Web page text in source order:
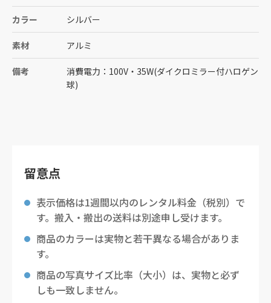
カラー シルバー
素材 アルミ
備考
消費電力：100V・35W(ダイクロミラー付ハロゲン
球)
留意点
表示価格は1週間以内のレンタル料金（税別）で
す。搬入・搬出の送料は別途申し受けます。
商品のカラーは実物と若干異なる場合がありま
す。
商品の写真サイズ比率（大小）は、実物と必ず
しも一致しません。